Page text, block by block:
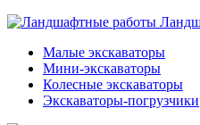
Малые экскаваторы
Мини-экскаваторы
Колесные экскаваторы
Экскаваторы-погрузчики